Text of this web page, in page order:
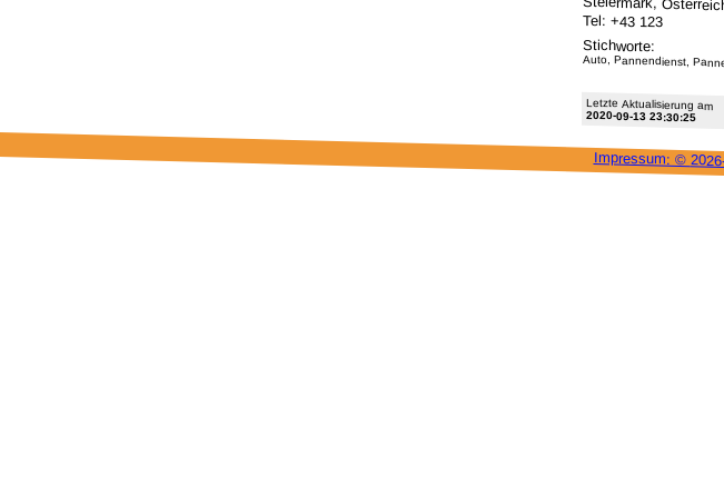
Tel: +43 123
Stichworte:
Auto, Pannendienst,
Letzte Aktu­alisie­rung am
2020-09-13 23:30:25
Impressum: ©